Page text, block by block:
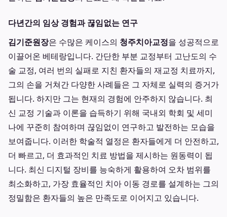
다년간의 임상 경험과 끊임없는 연구
김기준원장은 수많은 케이스의 청주치아교정을 성공적으로
이끌어온 베테랑입니다. 간단한 부분 교정부터 고난도의 수
술 교정, 여러 번의 실패로 지친 환자들의 재교정 치료까지,
그의 손을 거쳐간 다양한 사례들은 그 자체로 실력의 증거가
됩니다. 하지만 그는 현재의 경험에 안주하지 않습니다. 최
신 교정 기술과 이론을 습득하기 위해 국내외 학회 및 세미
나에 꾸준히 참여하며 끊임없이 연구하고 발전하는 모습을
보여줍니다. 이러한 학술적 열정은 환자들에게 더 안전하고,
더 빠르고, 더 효과적인 치료 방법을 제시하는 원동력이 됩
니다. 최신 디지털 장비를 능숙하게 활용하여 오차 범위를
최소화하고, 가장 효율적인 치아 이동 경로를 설계하는 그의
정밀함은 환자들의 높은 만족도로 이어지고 있습니다.